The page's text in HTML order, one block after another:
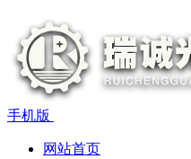
手机版
网站首页